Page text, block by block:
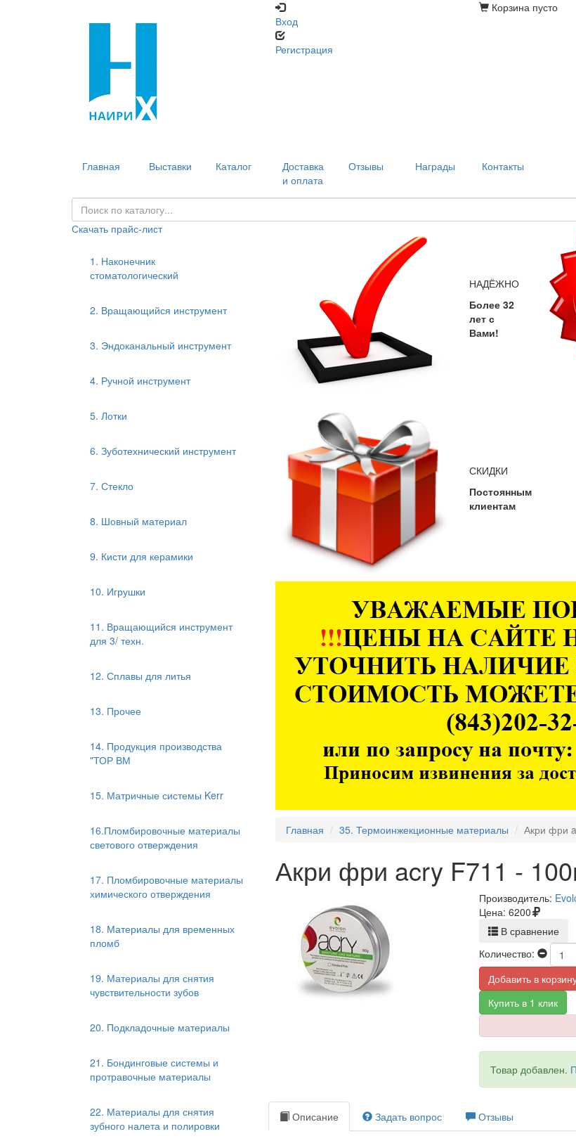
Вход
Регистрация
Корзина пусто
Главная Выставки Каталог
Доставка
и оплата
Отзывы Награды Контакты
Скачать прайс-лист
1. Наконечник
стоматологический
2. Вращающийся инструмент
3. Эндоканальный инструмент
4. Ручной инструмент
5. Лотки
6. Зуботехнический инструмент
7. Стекло
8. Шовный материал
9. Кисти для керамики
10. Игрушки
11. Вращающийся инструмент
для 3/ техн.
12. Сплавы для литья
13. Прочее
14. Продукция производства
"ТОР ВМ
15. Матричные системы Kerr
16.Пломбировочные материалы
светового отверждения
17. Пломбировочные материалы
химического отверждения
18. Материалы для временных
пломб
19. Материалы для снятия
чувствительности зубов
20. Подкладочные материалы
21. Бондинговые системы и
протравочные материалы
22. Материалы для снятия
зубного налета и полировки
НАДЁЖНО
Более 32
лет с
Вами!
СКИДКИ
Постоянным
клиентам
Главная 35. Термоинжекционные материалы Акри фри
Акри фри acry F711 -
Производитель:
Цена: 6200
В сравнение
Количество:
Добавить в
Купить в 1 клик
Товар добавлен.
Описание Задать вопрос Отзывы